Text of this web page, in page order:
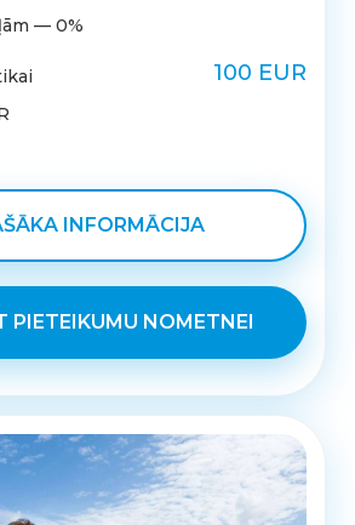
— 0%
100 EUR
INFORMĀCIJA
PIETEIKUMU NOMETNEI